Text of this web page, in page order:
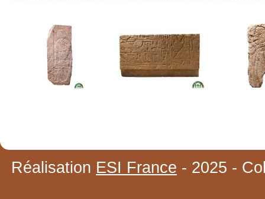
Réalisation ESI France - 2025 -